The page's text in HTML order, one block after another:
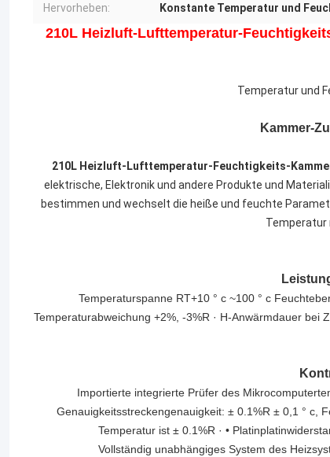
Hervorheben: Konstante Temperatur und
210L Heizluft-Lufttemperatur-
Temperatur und
Kammer-
210L Heizluft-Lufttemperatur-Feuchtigkeits-
elektrische, Elektronik und andere Produkte und
bestimmen und wechselt die heiße und feuchte
Temperatur
Temperaturspanne RT+10 ° c ~100 ° c
Temperaturabweichung +2%, -3%R · H-Anwärmdauer
Importierte integrierte Prüfer des
Genauigkeitsstreckengenauigkeit: ± 0.1%R ± 0,1 ° c,
Temperatur ist ± 0.1%R · •
Vollständig unabhängiges System des